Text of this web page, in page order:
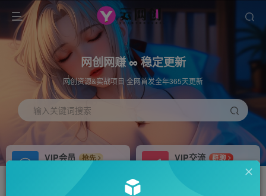
网创网赚 ∞ 稳定更新
网创资源&实战项目 全网首发全年365天更新
输入关键词搜索
VIP会员
抢先
免费下载全站资源
VIP交流
群聊
研究探讨更多创业项目路子。